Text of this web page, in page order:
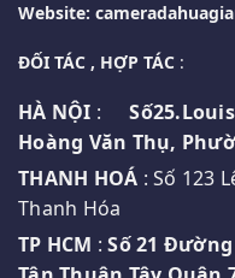
Website:
ĐỐI TÁC , HỢP TÁC :
HÀ NỘI :
Hoàng Văn Thụ,
THANH HOÁ : Số 123
Thanh Hóa
TP HCM :Số 21